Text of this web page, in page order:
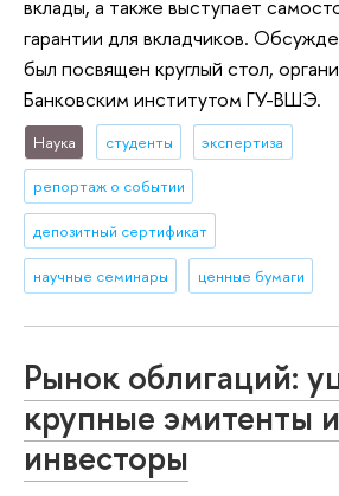
вклады, а также выступает
гарантии для вкладчиков.
был посвящен круглый стол,
Банковским институтом ГУ-ВШЭ.
Наука студенты экспертиза
репортаж о событии
депозитный сертификат
научные семинары ценные бумаги
Рынок облигаций:
крупные эмитенты
инвесторы